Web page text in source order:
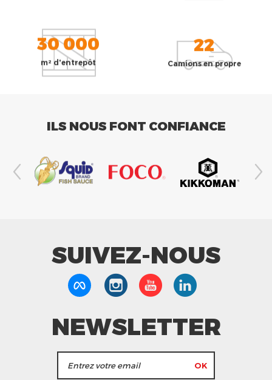
30 000
m² d'entrepôt
22
Camions en propre
ILS NOUS FONT CONFIANCE
SUIVEZ-NOUS
NEWSLETTER